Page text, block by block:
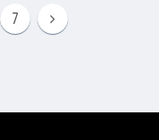
7 次